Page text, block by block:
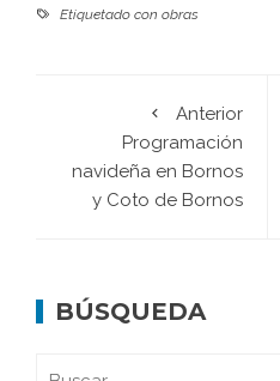
Etiquetado con obras
Anterior
Programación
navideña en Bornos
y Coto de Bornos
BÚSQUEDA